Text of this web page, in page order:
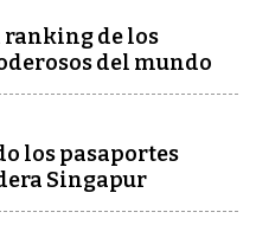
de los
del mundo
los pasaportes
Singapur